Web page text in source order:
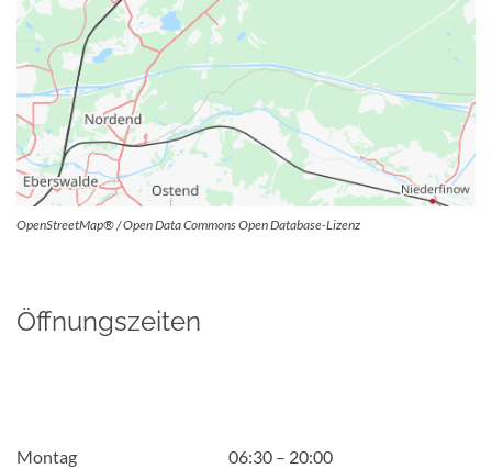
OpenStreetMap® / Open Data Commons Open Database-Lizenz
Öffnungszeiten
Montag
06:30 – 20:00